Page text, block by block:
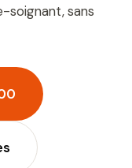
soignant, sans